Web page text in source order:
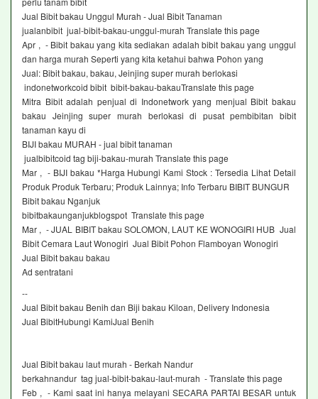
Jual Bibit bakau Unggul Murah - Jual Bibit Tanaman
jualanbibit jual-bibit-bakau-unggul-murah Translate this page
Apr , - Bibit bakau yang kita sediakan adalah bibit bakau yang unggul
dan harga murah Seperti yang kita ketahui bahwa Pohon yang
Jual: Bibit bakau, bakau, Jeinjing super murah berlokasi
indonetworkcoid bibit bibit-bakau-bakauTranslate this page
Mitra Bibit adalah penjual di Indonetwork yang menjual Bibit bakau
bakau Jeinjing super murah berlokasi di pusat pembibitan bibit
tanaman kayu di
BIJI bakau MURAH - jual bibit tanaman
jualbibitcoid tag biji-bakau-murah Translate this page
Mar , - BIJI bakau *Harga Hubungi Kami Stock : Tersedia Lihat Detail
Produk Produk Terbaru; Produk Lainnya; Info Terbaru BIBIT BUNGUR
Bibit bakau Nganjuk
bibitbakaunganjukblogspot Translate this page
Mar , - JUAL BIBIT bakau SOLOMON, LAUT KE WONOGIRI HUB Jual
Bibit Cemara Laut Wonogiri Jual Bibit Pohon Flamboyan Wonogiri
Jual Bibit bakau bakau‎
Ad sentratani ‎
--
Jual Bibit bakau Benih dan Biji bakau Kiloan, Delivery Indonesia
Jual BibitHubungi KamiJual Benih
Jual Bibit bakau laut murah - Berkah Nandur
berkahnandur tag jual-bibit-bakau-laut-murah - Translate this page
Feb , - Kami saat ini hanya melayani SECARA PARTAI BESAR untuk